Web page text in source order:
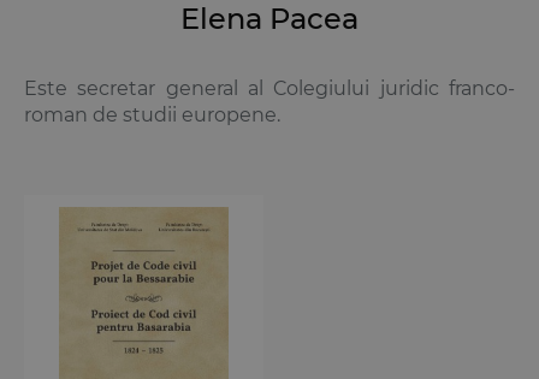
Elena Pacea
Este secretar general al Colegiului juridic franco-
roman de studii europene.